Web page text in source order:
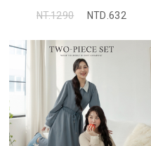
NT.1290
NTD.632